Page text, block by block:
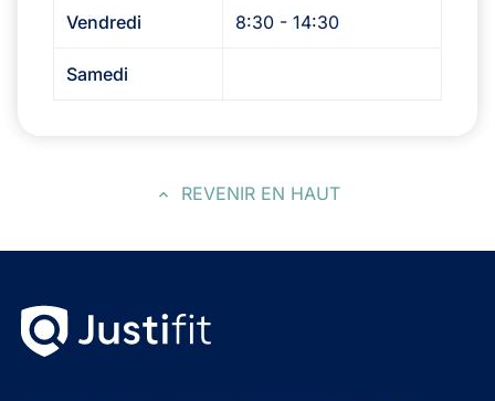
Vendredi 8:30 - 14:30
Samedi
REVENIR EN HAUT